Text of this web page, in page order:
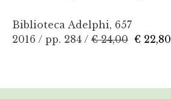
Biblioteca Adelphi, 657
2016 / pp. 284 / € 24,00 € 22,80